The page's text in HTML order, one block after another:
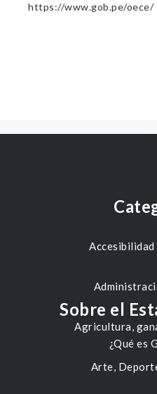
https://www.gob.pe/oece/
Accesibilidad
Agricultura,
Arte,
Sobre el
¿Qué es